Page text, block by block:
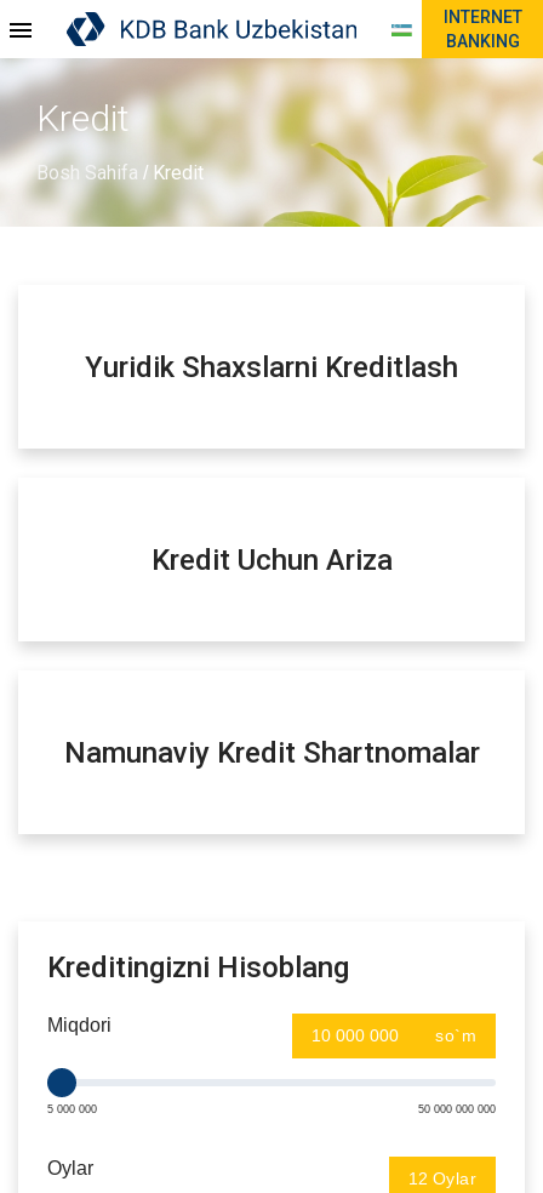
INTERNET
BANKING
Kredit
Bosh Sahifa / Kredit
Yuridik Shaxslarni Kreditlash
Kredit Uchun Ariza
Namunaviy Kredit Shartnomalar
Kreditingizni Hisoblang
Miqdori so`m
5 000 000 50 000 000 000
Oylar Oylar